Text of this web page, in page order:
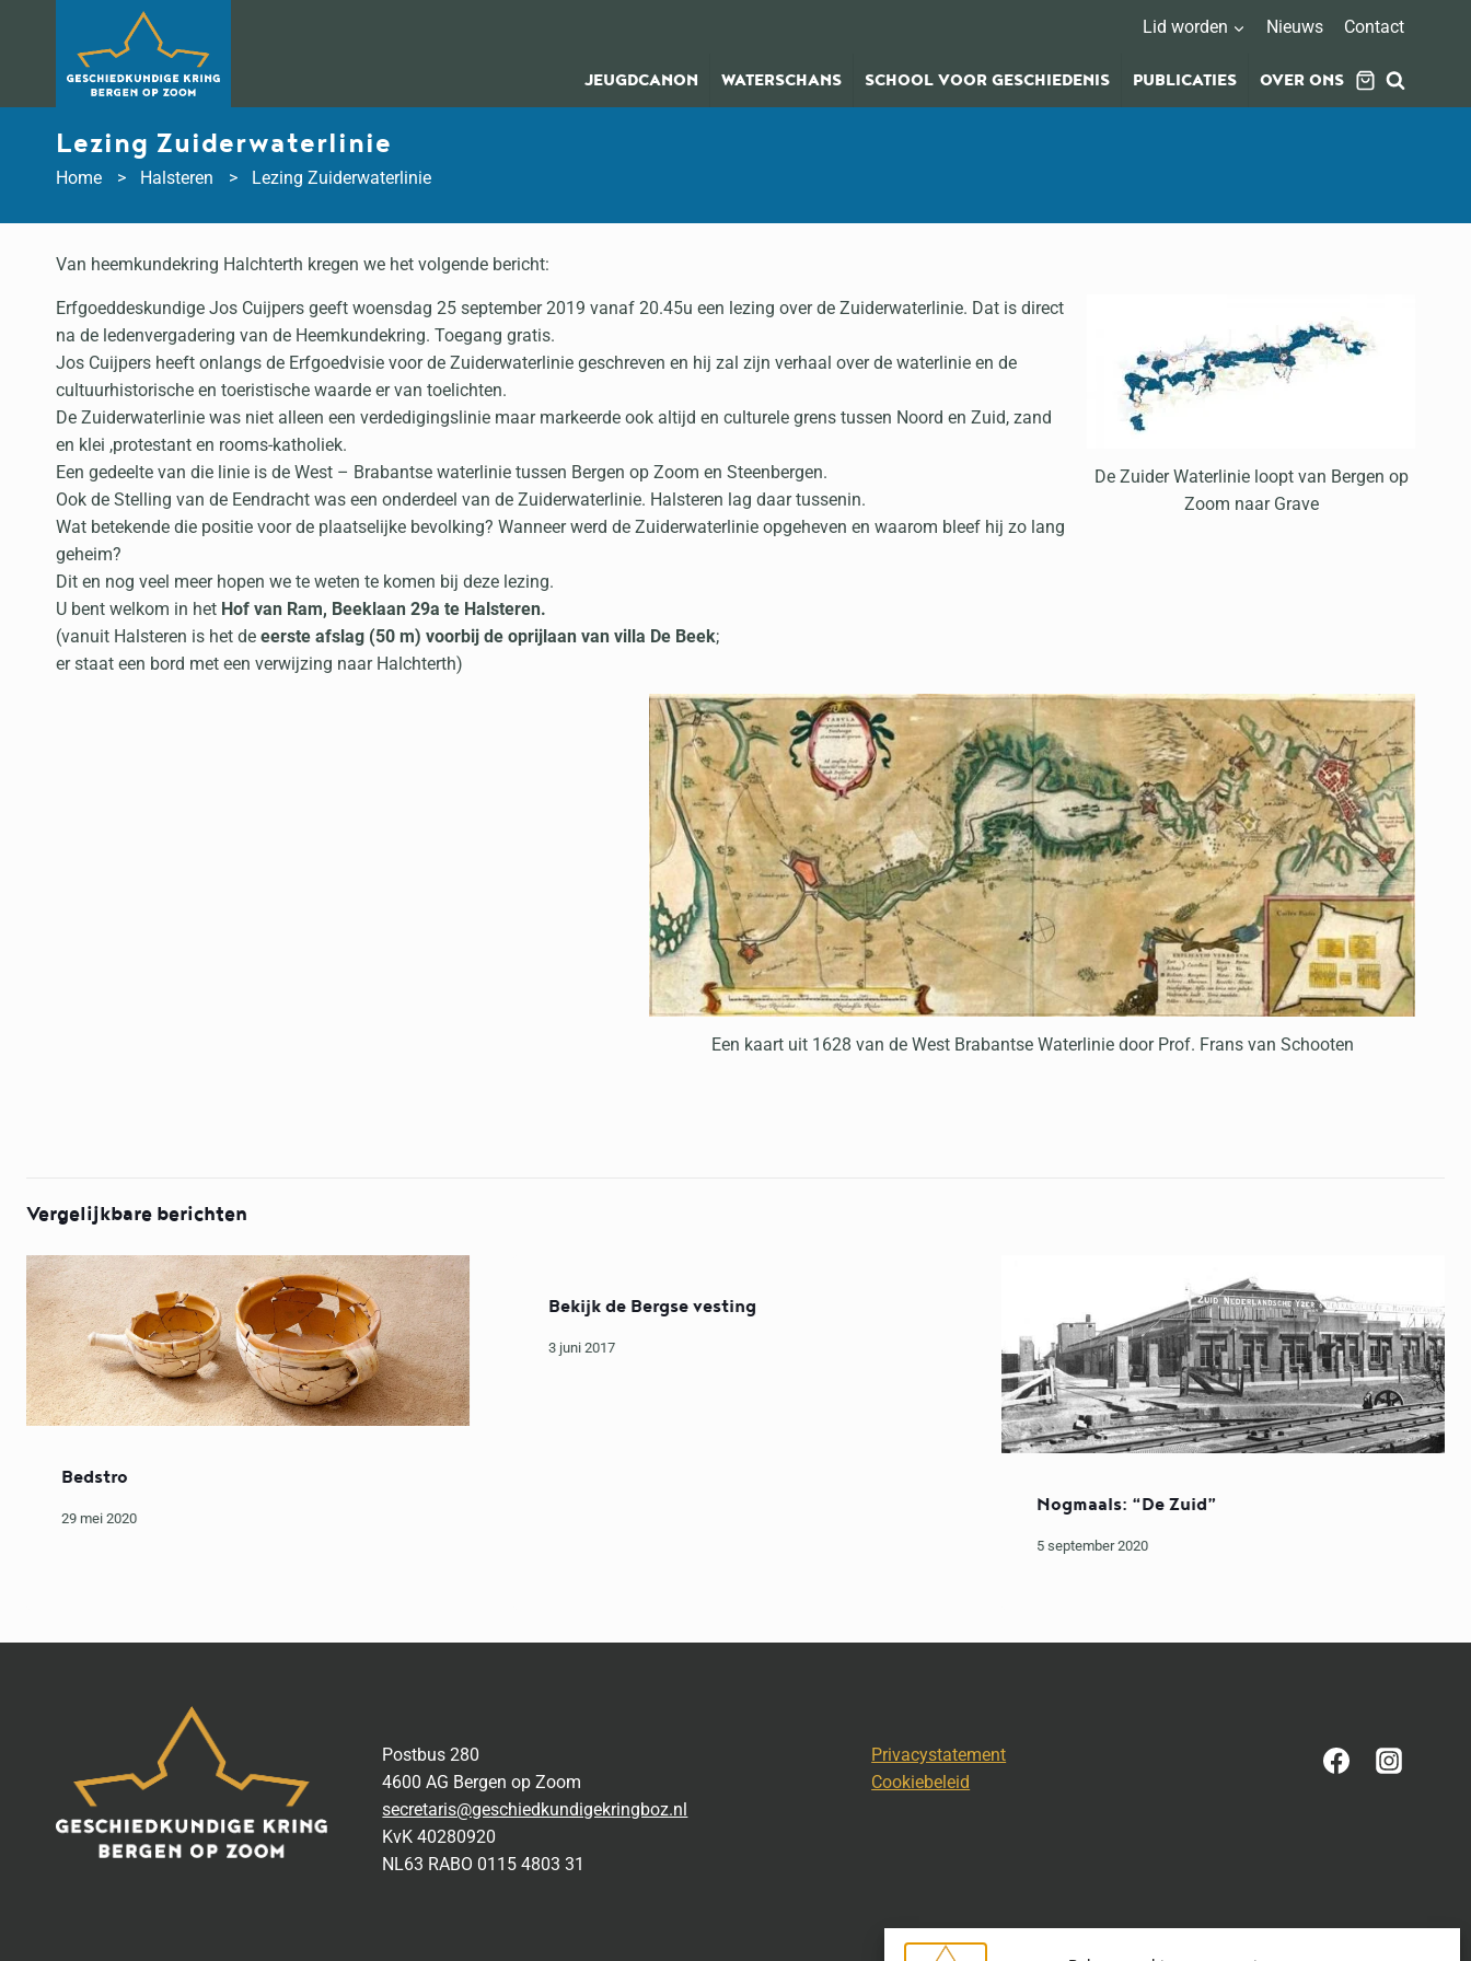
Lid worden Nieuws Contact
JEUGDCANON WATERSCHANS SCHOOL VOOR GESCHIEDENIS PUBLICATIES OVER ONS
Lezing Zuiderwaterlinie
Home Halsteren Lezing Zuiderwaterlinie
Van heemkundekring Halchterth kregen we het volgende bericht:
De Zuider Waterlinie loopt van Bergen op
Zoom naar Grave
Erfgoeddeskundige Jos Cuijpers geeft woensdag 25 september 2019 vanaf 20.45u een lezing over de Zuiderwaterlinie. Dat is direct
na de ledenvergadering van de Heemkundekring. Toegang gratis.
Jos Cuijpers heeft onlangs de Erfgoedvisie voor de Zuiderwaterlinie geschreven en hij zal zijn verhaal over de waterlinie en de
cultuurhistorische en toeristische waarde er van toelichten.
De Zuiderwaterlinie was niet alleen een verdedigingslinie maar markeerde ook altijd en culturele grens tussen Noord en Zuid, zand
en klei ,protestant en rooms-katholiek.
Een gedeelte van die linie is de West – Brabantse waterlinie tussen Bergen op Zoom en Steenbergen.
Ook de Stelling van de Eendracht was een onderdeel van de Zuiderwaterlinie. Halsteren lag daar tussenin.
Wat betekende die positie voor de plaatselijke bevolking? Wanneer werd de Zuiderwaterlinie opgeheven en waarom bleef hij zo lang
geheim?
Dit en nog veel meer hopen we te weten te komen bij deze lezing.
U bent welkom in het Hof van Ram, Beeklaan 29a te Halsteren.
(vanuit Halsteren is het de eerste afslag (50 m) voorbij de oprijlaan van villa De Beek;
er staat een bord met een verwijzing naar Halchterth)
Een kaart uit 1628 van de West Brabantse Waterlinie door Prof. Frans van Schooten
Vergelijkbare berichten
Bedstro
29 mei 2020
Bekijk de Bergse vesting
3 juni 2017
Nogmaals: “De Zuid”
5 september 2020
Postbus 280
4600 AG Bergen op Zoom
secretaris@geschiedkundigekringboz.nl
KvK 40280920
NL63 RABO 0115 4803 31
Privacystatement
Cookiebeleid